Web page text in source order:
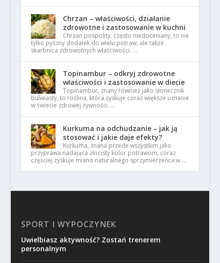
Chrzan – właściwości, działanie
zdrowotne i zastosowanie w kuchni
Chrzan pospolity, często niedoceniany, to nie
tylko pyszny dodatek do wielu potraw, ale także
skarbnica zdrowotnych właściwości. …
Topinambur – odkryj zdrowotne
właściwości i zastosowanie w diecie
Topinambur, znany również jako słonecznik
bulwiasty, to roślina, która zyskuje coraz większe uznanie
w świecie zdrowej żywności. …
Kurkuma na odchudzanie – jak ją
stosować i jakie daje efekty?
Kurkuma, znana przede wszystkim jako
przyprawa nadająca złocisty kolor potrawom, coraz
częściej zyskuje miano naturalnego sprzymierzeńca w …
SPORT I WYPOCZYNEK
Uwielbiasz aktywność? Zostań trenerem
personalnym